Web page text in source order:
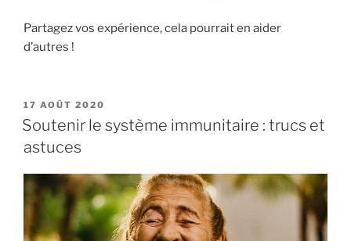
Partagez vos expérience, cela pourrait en aider
d’autres !
PUBLIÉ
LE
17 AOÛT 2020
Soutenir le système immunitaire : trucs et
astuces